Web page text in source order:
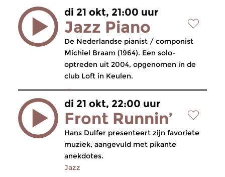
di 21 okt, 21:00 uur
Jazz Piano
De Nederlandse pianist / componist
Michiel Braam (1964). Een solo-
optreden uit 2004, opgenomen in de
club Loft in Keulen.
...
di 21 okt, 22:00 uur
Front Runnin’
Hans Dulfer presenteert zijn favoriete
muziek, aangevuld met pikante
anekdotes.
Jazz